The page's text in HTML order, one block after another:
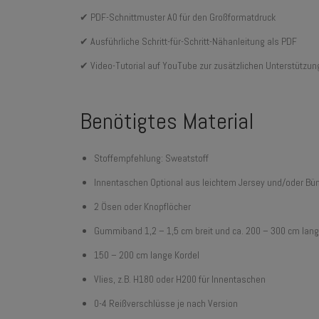
✔ PDF-Schnittmuster A0 für den Großformatdruck
✔ Ausführliche Schritt-für-Schritt-Nähanleitung als PDF
✔ Video-Tutorial auf YouTube zur zusätzlichen
Benötigtes Material
Stoffempfehlung: Sweatstoff
Innentaschen Optional aus leichtem Jersey und/oder
2 Ösen oder Knopflöcher
Gummiband 1,2 – 1,5 cm breit und ca. 200 – 300 cm lang
150 – 200 cm lange Kordel
Vlies, z.B. H180 oder H200 für Innentaschen
0-4 Reißverschlüsse je nach Version